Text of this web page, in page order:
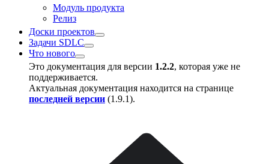
Модуль продукта
Релиз
Доски проектов
Задачи SDLC
Что нового
Это документация для версии 1.2.2, которая уже не
поддерживается.
Актуальная документация находится на странице
последней версии (1.9.1).